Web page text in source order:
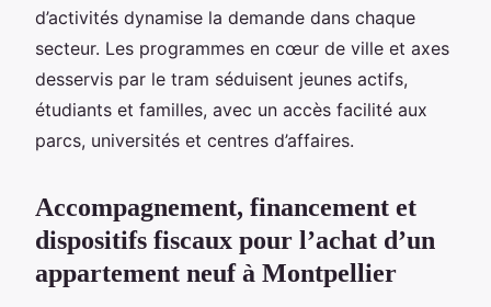
d’activités dynamise la demande dans chaque
secteur. Les programmes en cœur de ville et axes
desservis par le tram séduisent jeunes actifs,
étudiants et familles, avec un accès facilité aux
parcs, universités et centres d’affaires.
Accompagnement, financement et
dispositifs fiscaux pour l’achat d’un
appartement neuf à Montpellier